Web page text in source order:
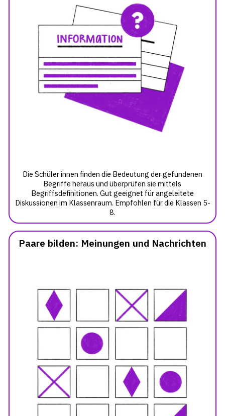
Die Schüler:innen finden die Bedeutung der gefundenen
Begriffe heraus und überprüfen sie mittels
Begriffsdefinitionen. Gut geeignet für angeleitete
Diskussionen im Klassenraum. Empfohlen für die Klassen 5-
8.
Paare bilden: Meinungen und Nachrichten